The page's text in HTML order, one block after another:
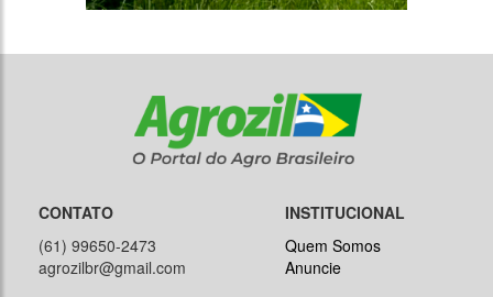
CONTATO
(61) 99650-2473
INSTITUCIONAL
Quem Somos